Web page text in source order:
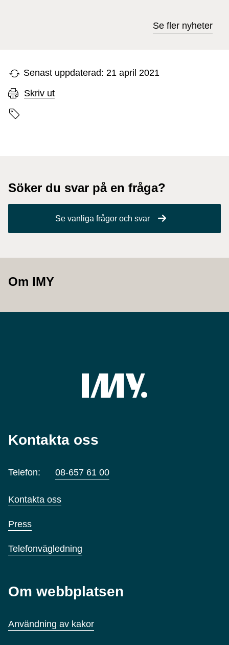
Se fler nyheter
Senast uppdaterad: 21 april 2021
Skriv ut
Sidans etiketter
Söker du svar på en fråga?
Se vanliga frågor och svar
Om IMY
Kontakta oss
Telefon: 08-657 61 00
Kontakta oss
Press
Telefonvägledning
Om webbplatsen
Användning av kakor